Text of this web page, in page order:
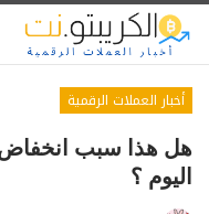
أخبار العملات الرقمية
هل هذا سبب انخفاض
اليوم ؟